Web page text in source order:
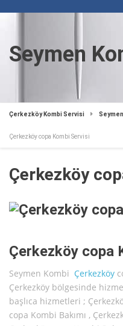
Seymen
Çerkezköy Kombi Servisi
Çerkezköy copa Kombi Servisi
Çerkezköy
Çerkezköy copa
Seymen Kombi Çerkezköy
Çerkezköy bölgesinde
başlıca hizmetleri ;
copa Kombi Bakımı ,